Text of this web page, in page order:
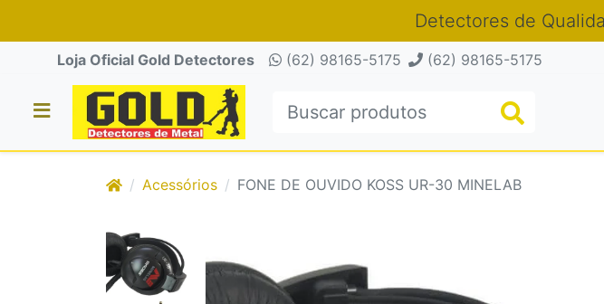
Detectores de
Loja Oficial Gold Detectores (62) 98165-5175 (62) 98165-5175
Acessórios FONE DE OUVIDO KOSS UR-30 MINELAB